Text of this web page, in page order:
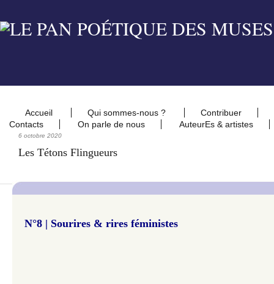
Accueil Qui sommes-nous ?
Contribuer
Contacts
On parle de nous AuteurEs & artistes
6 octobre 2020
Les Tétons Flingueurs
N°8 | Sourires & rires féministes